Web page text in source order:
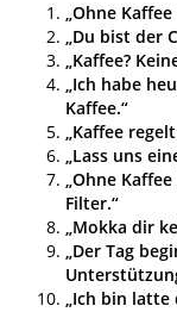
„Ohne
„Du bist der
„Kaffee?
„Ich habe
Kaffee.“
„Kaffee
„Lass uns
„Ohne
Filter.“
„Mokka dir
„Der Tag
„Ich bin latte